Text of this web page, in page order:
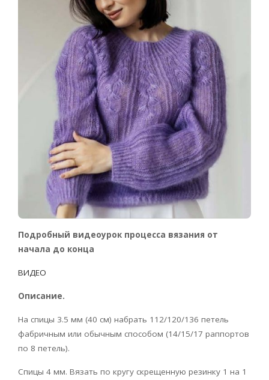
Подробный видеоурок процесса вязания от
начала до конца
ВИДЕО
Описание.
На спицы 3.5 мм (40 см) набрать 112/120/136 петель
фабричным или обычным способом (14/15/17 раппортов
по 8 петель).
Спицы 4 мм. Вязать по кругу скрещенную резинку 1 на 1